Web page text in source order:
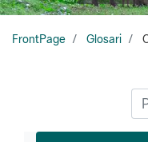
FrontPage Glosari